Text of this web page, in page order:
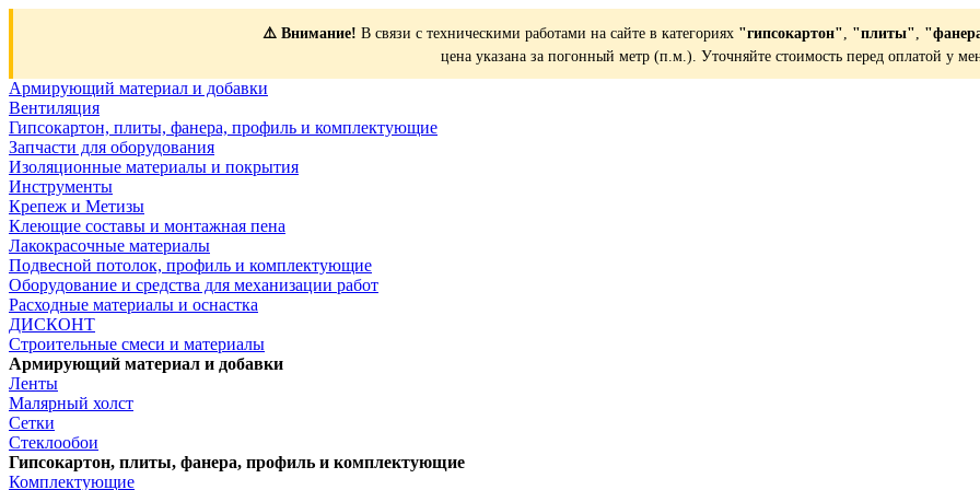
⚠️ Внимание! В связи с техническими работами на сайте в категориях "гипсокартон", "плиты",
цена указана за погонный метр (п.м.). Уточняйте стоимость перед оплатой у
Армирующий материал и добавки
Вентиляция
Гипсокартон, плиты, фанера, профиль и комплектующие
Запчасти для оборудования
Изоляционные материалы и покрытия
Инструменты
Крепеж и Метизы
Клеющие составы и монтажная пена
Лакокрасочные материалы
Подвесной потолок, профиль и комплектующие
Оборудование и средства для механизации работ
Расходные материалы и оснастка
ДИСКОНТ
Строительные смеси и материалы
Армирующий материал и добавки
Ленты
Малярный холст
Сетки
Стеклообои
Гипсокартон, плиты, фанера, профиль и комплектующие
Комплектующие